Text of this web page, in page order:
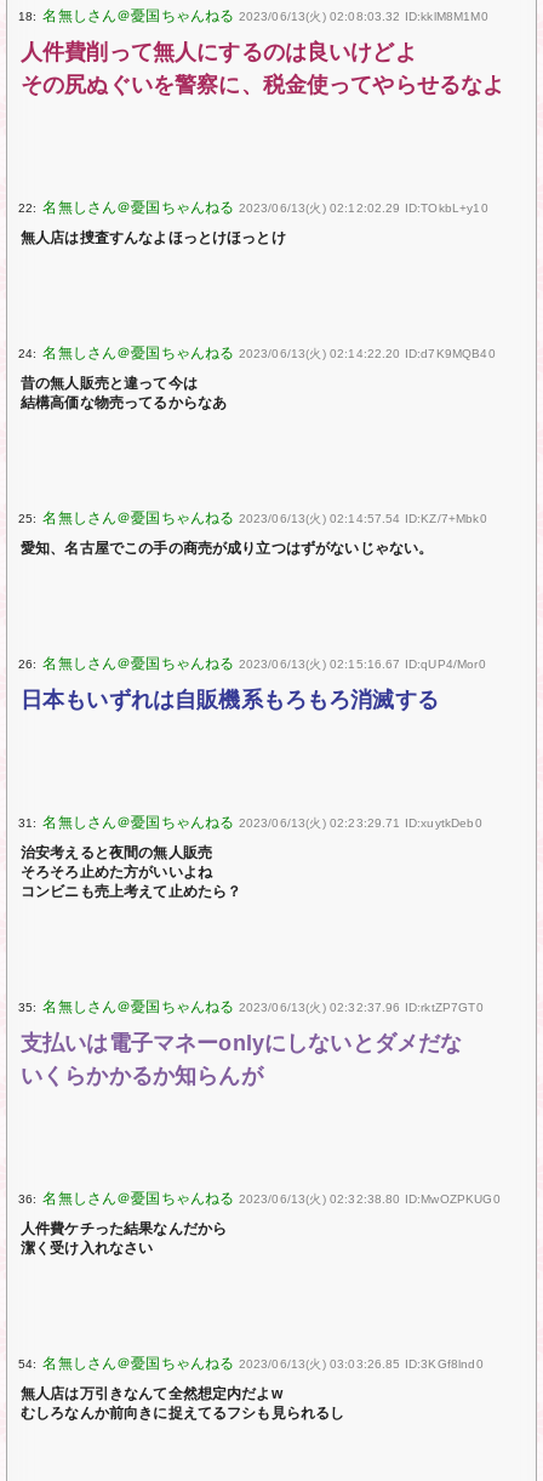
18: 2023/06/13(火) 02:08:03.32 ID:kklM8M1M0
人件費削って無人にするのは良いけどよ
その尻ぬぐいを警察に、税金使ってやらせるなよ
22: 2023/06/13(火) 02:12:02.29 ID:TOkbL+y10
無人店は捜査すんなよほっとけほっとけ
24: 2023/06/13(火) 02:14:22.20 ID:d7K9MQB40
昔の無人販売と違って今は
結構高価な物売ってるからなあ
25: 2023/06/13(火) 02:14:57.54 ID:KZ/7+Mbk0
愛知、名古屋でこの手の商売が成り立つはずがないじゃない。
26: 2023/06/13(火) 02:15:16.67 ID:qUP4/Mor0
日本もいずれは自販機系もろもろ消滅する
31: 2023/06/13(火) 02:23:29.71 ID:xuytkDeb0
治安考えると夜間の無人販売
そろそろ止めた方がいいよね
コンビニも売上考えて止めたら？
35: 2023/06/13(火) 02:32:37.96 ID:rktZP7GT0
支払いは電子マネーonlyにしないとダメだな
いくらかかるか知らんが
36: 2023/06/13(火) 02:32:38.80 ID:MwOZPKUG0
人件費ケチった結果なんだから
潔く受け入れなさい
54: 2023/06/13(火) 03:03:26.85 ID:3KGf8lnd0
無人店は万引きなんて全然想定内だよw
むしろなんか前向きに捉えてるフシも見られるし